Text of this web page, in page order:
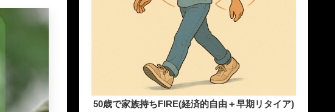
50歳で家族持ちFIRE(経済的自由＋早期リタイア)